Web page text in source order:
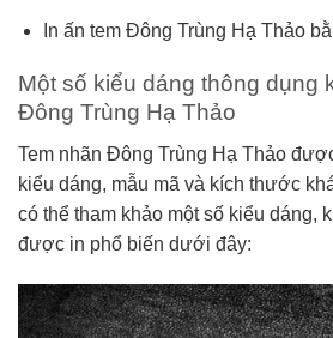
In ấn tem Đông Trùng Hạ Thảo
Một số kiểu dáng thông dụng
Đông Trùng Hạ Thảo
Tem nhãn Đông Trùng Hạ Thảo
kiểu dáng, mẫu mã và kích thước
có thể tham khảo một số kiểu dáng,
được in phổ biến dưới đây: